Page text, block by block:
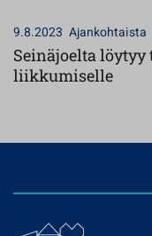
9.8.2023 Ajankohtaista
Seinäjoelta
liikkumiselle